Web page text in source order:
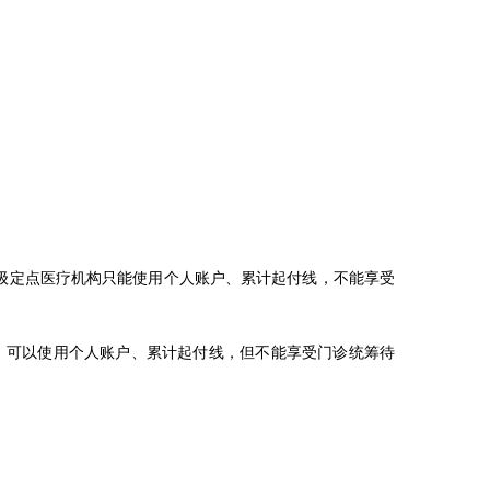
点医疗机构只能使用个人账户、累计起付线，不能享受
以使用个人账户、累计起付线，但不能享受门诊统筹待